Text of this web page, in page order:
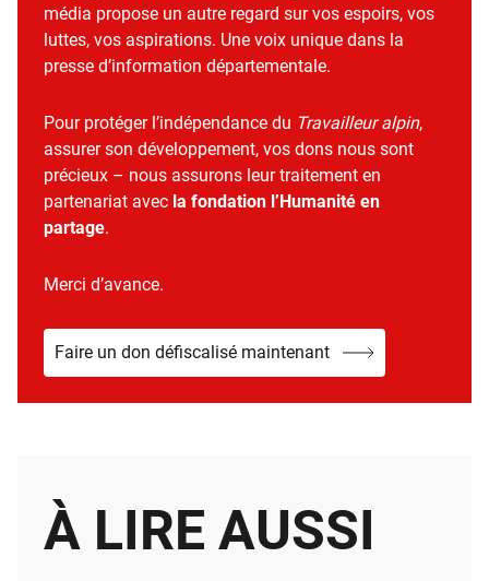
média propose un autre regard sur vos espoirs, vos
luttes, vos aspirations. Une voix unique dans la
presse d’information départementale.
Pour protéger l’indépendance du Travailleur alpin,
assurer son développement, vos dons nous sont
précieux – nous assurons leur traitement en
partenariat avec la fondation l’Humanité en
partage.
Merci d’avance.
Faire un don défiscalisé maintenant
À LIRE AUSSI